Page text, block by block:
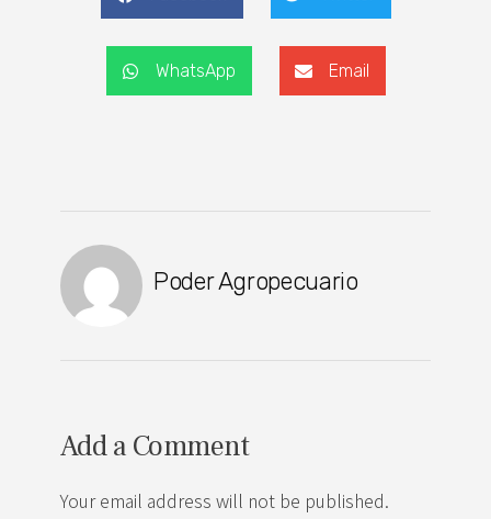
WhatsApp Email
Poder Agropecuario
Add a Comment
Your email address will not be published.